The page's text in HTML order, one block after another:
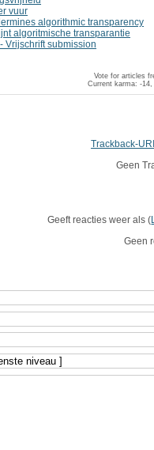
vuur
algorithmic transparency
algoritmische transparantie
Vrijschrift submission
Vote for articles
Current karma: -
Trackback-
Geen
Geeft reacties weer als (
Geen